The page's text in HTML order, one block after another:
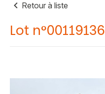
Retour à liste
Lot n°00119136